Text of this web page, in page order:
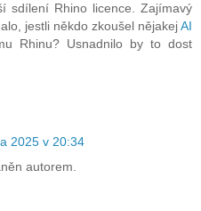
sdílení Rhino licence. Zajímavý
jestli někdo zkoušel nějakejAI
Rhinu? Usnadnilo by to dost
2025 v 20:34
autorem.